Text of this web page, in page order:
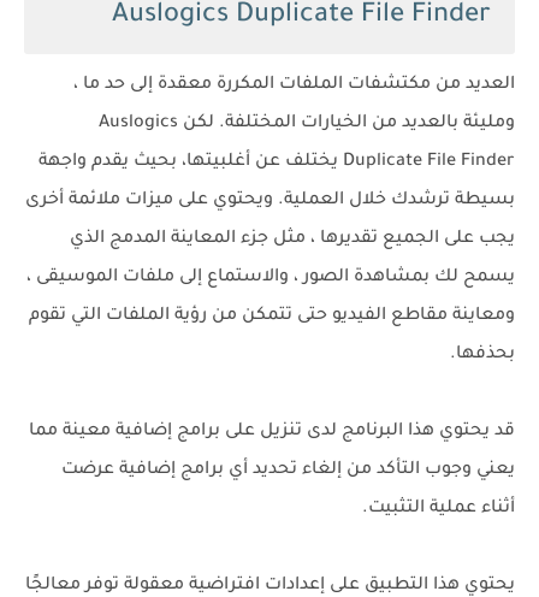
Auslogics Duplicate File Finder
العديد من مكتشفات الملفات المكررة معقدة إلى حد ما ،
ومليئة بالعديد من الخيارات المختلفة. لكن Auslogics
Duplicate File Finder يختلف عن أغلبيتها، بحيث يقدم واجهة
بسيطة ترشدك خلال العملية. ويحتوي على ميزات ملائمة أخرى
يجب على الجميع تقديرها ، مثل جزء المعاينة المدمج الذي
يسمح لك بمشاهدة الصور ، والاستماع إلى ملفات الموسيقى ،
ومعاينة مقاطع الفيديو حتى تتمكن من رؤية الملفات التي تقوم
بحذفها.
قد يحتوي هذا البرنامج لدى تنزيل على برامج إضافية معينة مما
يعني وجوب التأكد من إلغاء تحديد أي برامج إضافية عرضت
أثناء عملية التثبيت.
يحتوي هذا التطبيق على إعدادات افتراضية معقولة توفر معالجًا